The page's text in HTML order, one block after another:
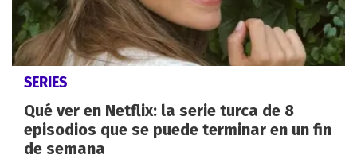
SERIES
Qué ver en Netflix: la serie turca de 8
episodios que se puede terminar en un fin
de semana